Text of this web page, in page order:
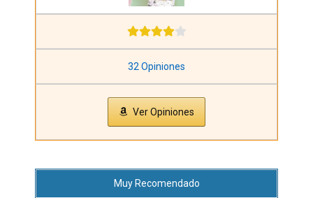
32 Opiniones
Ver Opiniones
Muy Recomendado